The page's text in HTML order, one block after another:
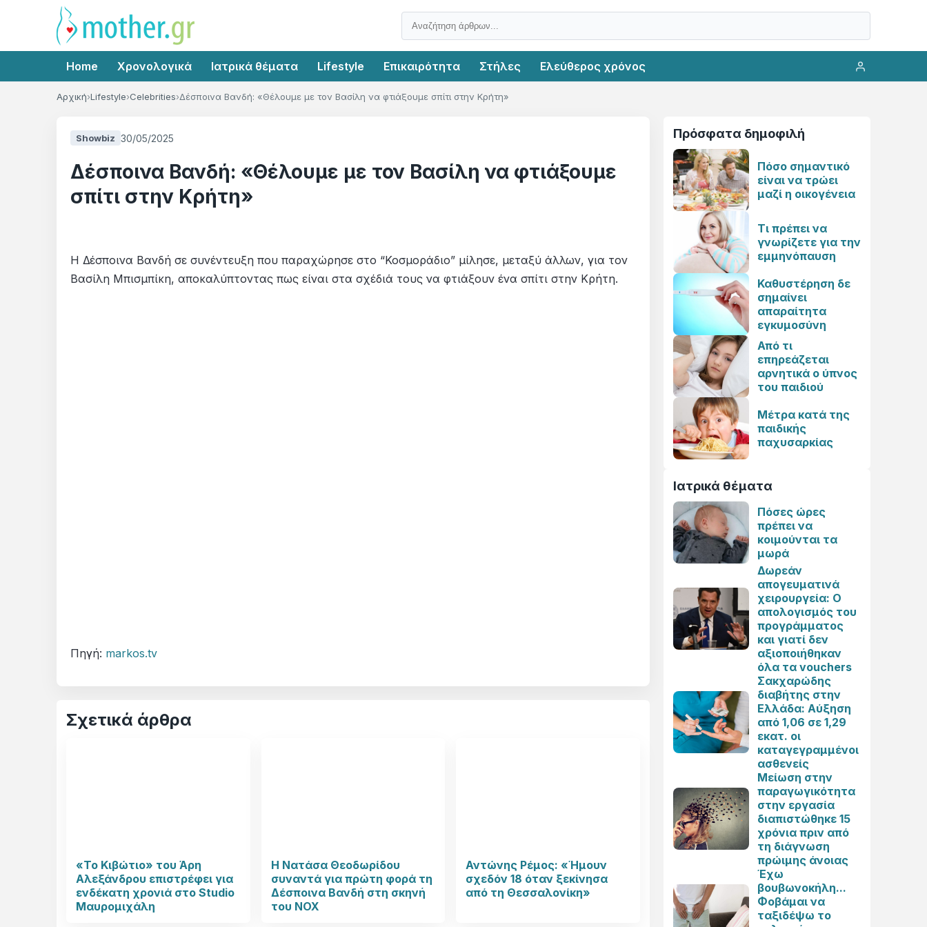
Home Χρονολογικά Ιατρικά θέματα Lifestyle Επικαιρότητα Στήλες Ελεύθερος χρόνος
Αρχική Lifestyle Celebrities Δέσποινα Βανδή: «Θέλουμε με τον Βασίλη να φτιάξουμε σπίτι στην Κρήτη»
Showbiz 30/05/2025
Δέσποινα Βανδή: «Θέλουμε με τον Βασίλη να φτιάξουμε
σπίτι στην Κρήτη»
Η Δέσποινα Βανδή σε συνέντευξη που παραχώρησε στο “Κοσμοράδιο” μίλησε, μεταξύ άλλων, για τον
Βασίλη Μπισμπίκη, αποκαλύπτοντας πως είναι στα σχέδιά τους να φτιάξουν ένα σπίτι στην Κρήτη.
Πηγή: markos.tv
Σχετικά άρθρα
«Το Κιβώτιο» του Άρη
Αλεξάνδρου επιστρέφει για
ενδέκατη χρονιά στο Studio
Μαυρομιχάλη
Η Νατάσα Θεοδωρίδου
συναντά για πρώτη φορά τη
Δέσποινα Βανδή στη σκηνή
του NOX
Αντώνης Ρέμος: «Ήμουν
σχεδόν 18 όταν ξεκίνησα
από τη Θεσσαλονίκη»
Πρόσφατα δημοφιλή
Πόσο σημαντικό
είναι να τρώει
μαζί η οικογένεια
Τι πρέπει να
γνωρίζετε για την
εμμηνόπαυση
Καθυστέρηση δε
σημαίνει
απαραίτητα
εγκυμοσύνη
Από τι
επηρεάζεται
αρνητικά ο ύπνος
του παιδιού
Μέτρα κατά της
παιδικής
παχυσαρκίας
Ιατρικά θέματα
Πόσες ώρες
πρέπει να
κοιμούνται τα
μωρά
Δωρεάν
απογευματινά
χειρουργεία: Ο
απολογισμός του
προγράμματος
και γιατί δεν
αξιοποιήθηκαν
όλα τα vouchers
Σακχαρώδης
διαβήτης στην
Ελλάδα: Αύξηση
από 1,06 σε 1,29
εκατ. οι
καταγεγραμμένοι
ασθενείς
Μείωση στην
παραγωγικότητα
στην εργασία
διαπιστώθηκε 15
χρόνια πριν από
τη διάγνωση
πρώιμης άνοιας
Έχω
βουβωνοκήλη...
Φοβάμαι να
ταξιδέψω το